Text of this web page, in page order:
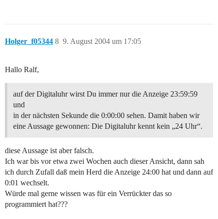
Holger_f05344 9. August 2004 um 17:05
8
Hallo Ralf,
auf der Digitaluhr wirst Du immer nur die Anzeige 23:59:59
und
in der nächsten Sekunde die 0:00:00 sehen. Damit haben wir
eine Aussage gewonnen: Die Digitaluhr kennt kein „24 Uhr“.
diese Aussage ist aber falsch.
Ich war bis vor etwa zwei Wochen auch dieser Ansicht, dann sah
ich durch Zufall daß mein Herd die Anzeige 24:00 hat und dann auf
0:01 wechselt.
Würde mal gerne wissen was für ein Verrückter das so
programmiert hat???